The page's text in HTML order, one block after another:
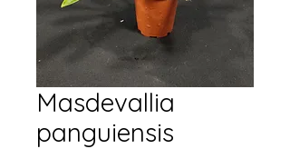
Masdevallia
panguiensis